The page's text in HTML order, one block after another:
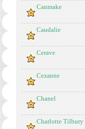
Canmake
Caudalie
Cerave
Cezanne
Chanel
Charlotte Tilbury